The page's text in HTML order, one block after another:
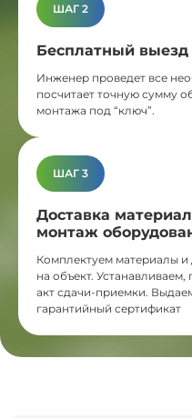
ШАГ 2
Бесплатный
Инженер проведет все
посчитает точную сумму
монтажа под “ключ”.
ШАГ 3
Доставка
монтаж
Комплектуем материалы и
на объект.
акт сдачи-приемки.
гарантийный сертификат